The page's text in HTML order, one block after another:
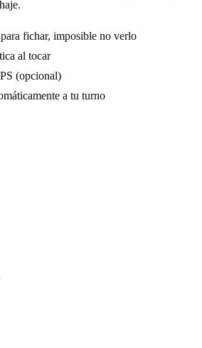
fichar, imposible no verlo
al tocar
(opcional)
a tu turno